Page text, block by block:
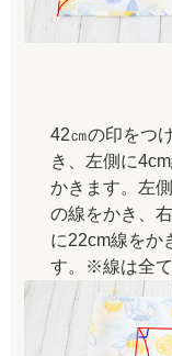
42㎝の印をつ
き、左側に
かきます。左
の線をかき、
に22cm線をか
す。※線は全て